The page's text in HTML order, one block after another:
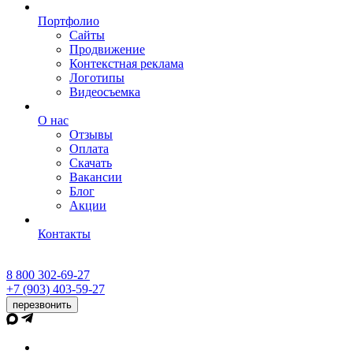
Портфолио
Сайты
Продвижение
Контекстная реклама
Логотипы
Видеосъемка
О нас
Отзывы
Оплата
Скачать
Вакансии
Блог
Акции
Контакты
8 800 302-69-27
+7 (903) 403-59-27
перезвонить